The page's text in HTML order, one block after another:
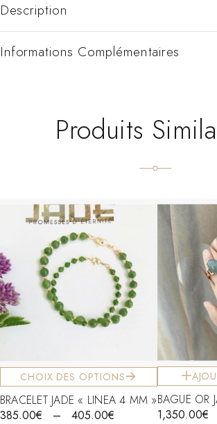
Description
Informations Complémentaires
Produits
CHOIX DES OPTIONS
BRACELET JADE « LINEA 4 MM »
385.00€ – 405.00€
BAGUE OR
1,350.00€